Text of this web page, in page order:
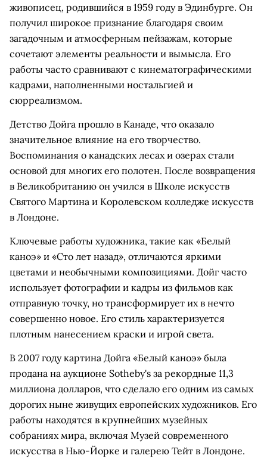
живописец, родившийся в 1959 году в Эдинбурге. Он
получил широкое признание благодаря своим
загадочным и атмосферным пейзажам, которые
сочетают элементы реальности и вымысла. Его
работы часто сравнивают с кинематографическими
кадрами, наполненными ностальгией и
сюрреализмом.
Детство Дойга прошло в Канаде, что оказало
значительное влияние на его творчество.
Воспоминания о канадских лесах и озерах стали
основой для многих его полотен. После возвращения
в Великобританию он учился в Школе искусств
Святого Мартина и Королевском колледже искусств
в Лондоне.
Ключевые работы художника, такие как «Белый
каноэ» и «Сто лет назад», отличаются яркими
цветами и необычными композициями. Дойг часто
использует фотографии и кадры из фильмов как
отправную точку, но трансформирует их в нечто
совершенно новое. Его стиль характеризуется
плотным нанесением краски и игрой света.
В 2007 году картина Дойга «Белый каноэ» была
продана на аукционе Sotheby's за рекордные 11,3
миллиона долларов, что сделало его одним из самых
дорогих ныне живущих европейских художников. Его
работы находятся в крупнейших музейных
собраниях мира, включая Музей современного
искусства в Нью-Йорке и галерею Тейт в Лондоне.